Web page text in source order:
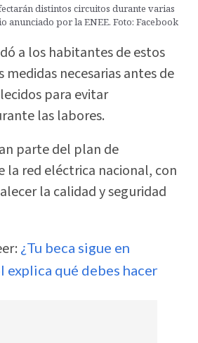
distintos circuitos durante varias
anunciado por la ENEE. Foto: Facebook
a los habitantes de estos
necesarias antes de
para evitar
las labores.
parte del plan de
la red eléctrica nacional, con
la calidad y seguridad
¿Tu beca sigue en
explica qué debes hacer